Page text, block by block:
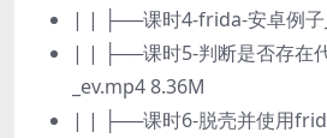
| | ├──课时4-frida-安卓例子
| | ├──课时5-判断是否存在
_ev.mp4 8.36M
| | ├──课时6-脱壳并使用